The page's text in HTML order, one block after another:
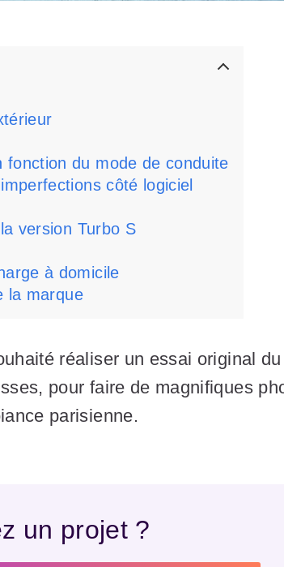
du mode de conduite
côté logiciel
version Turbo S
à domicile
la marque
réaliser un essai original du
pour faire de magnifiques
parisienne.
un projet ?